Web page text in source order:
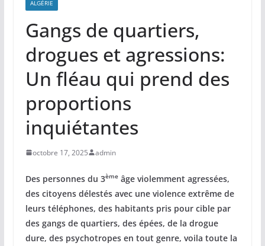
ALGÉRIE
Gangs de quartiers,
drogues et agressions:
Un fléau qui prend des
proportions
inquiétantes
octobre 17, 2025 admin
Des personnes du 3èmeâge violemment agressées,
des citoyens délestés avec une violence extrême de
leurs téléphones, des habitants pris pour cible par
des gangs de quartiers, des épées, de la drogue
dure, des psychotropes en tout genre, voila toute la